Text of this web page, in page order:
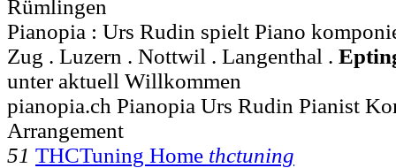
Rümlingen
Pianopia : Urs Rudin spielt Piano
Zug . Luzern . Nottwil . Langenthal .
unter aktuell Willkommen
pianopia.ch Pianopia Urs Rudin Pianist
Arrangement
51 THCTuning Home thctuning